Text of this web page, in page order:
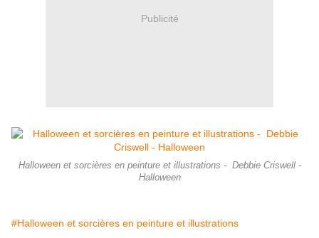
Publicité
Halloween et sorcières en peinture et illustrations - Debbie Criswell -
Halloween
#Halloween et sorcières en peinture et illustrations